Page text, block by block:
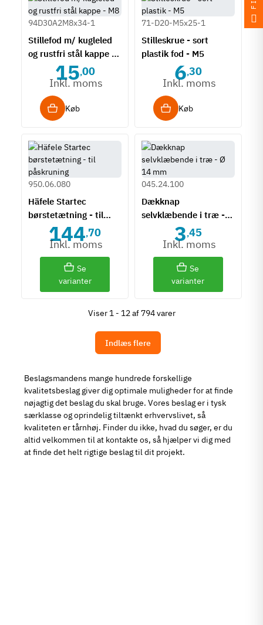
Stillefod m/ kugleled
og rustfri stål kappe -
94D30A2M8x34-1
15,00
Inkl. moms
Køb
Stilleskrue - sort
plastik fod - M5
71-D20-M5x25-1
6,30
Inkl. moms
Køb
Häfele Startec
børstetætning - til
påskruning
950.06.080
144,70
Inkl. moms
Se
varianter
Dækknap
selvklæbende i træ - Ø
045.24.100
3,45
Inkl. moms
Se
varianter
Viser 1 - 12 af 794 varer
Indlæs flere
Beslagsmandens mange hundrede forskellige
kvalitetsbeslag giver dig optimale muligheder for at finde
nøjagtig det beslag du skal bruge. Vores beslag er i tysk
særklasse og oprindelig tiltænkt erhvervslivet, så
kvaliteten er tårnhøj. Finder du ikke, hvad du søger, er du
altid velkommen til at kontakte os, så hjælper vi dig med
at finde det helt rigtige beslag til dit projekt.